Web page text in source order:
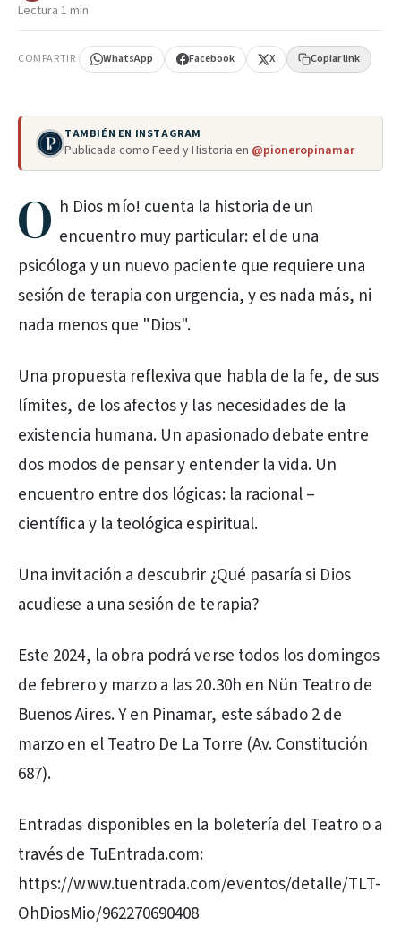
Lectura 1 min
COMPARTIR WhatsApp Facebook X Copiar link
TAMBIÉN EN INSTAGRAM
Publicada como Feed y Historia en @pioneropinamar
O h Dios mío! cuenta la historia de un
encuentro muy particular: el de una
psicóloga y un nuevo paciente que requiere una
sesión de terapia con urgencia, y es nada más, ni
nada menos que "Dios".
Una propuesta reflexiva que habla de la fe, de sus
límites, de los afectos y las necesidades de la
existencia humana. Un apasionado debate entre
dos modos de pensar y entender la vida. Un
encuentro entre dos lógicas: la racional –
científica y la teológica espiritual.
Una invitación a descubrir ¿Qué pasaría si Dios
acudiese a una sesión de terapia?
Este 2024, la obra podrá verse todos los domingos
de febrero y marzo a las 20.30h en Nün Teatro de
Buenos Aires. Y en Pinamar, este sábado 2 de
marzo en el Teatro De La Torre (Av. Constitución
687).
Entradas disponibles en la boletería del Teatro o a
través de TuEntrada.com:
https://www.tuentrada.com/eventos/detalle/TLT-
OhDiosMio/962270690408